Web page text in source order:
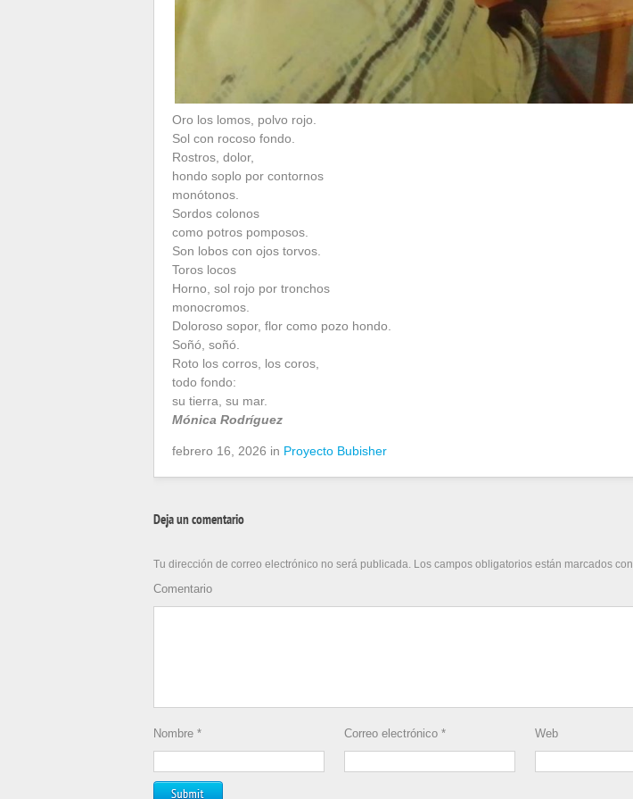
Oro los lomos, polvo rojo.
Sol con rocoso fondo.
Rostros, dolor,
hondo soplo por contornos
monótonos.
Sordos colonos
como potros pomposos.
Son lobos con ojos torvos.
Toros locos
Horno, sol rojo por tronchos
monocromos.
Doloroso sopor, flor como pozo hondo.
Soñó, soñó.
Roto los corros, los coros,
todo fondo:
su tierra, su mar.
Mónica Rodríguez
febrero 16, 2026 in Proyecto Bubisher
Deja un comentario
Tu dirección de correo electrónico no será publicada. Los campos obligatorios están marcados con
Comentario
Nombre * Correo electrónico * Web